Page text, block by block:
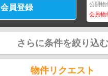
会員登録 公開物
会員物
さらに条件を絞り込む
物件リクエスト